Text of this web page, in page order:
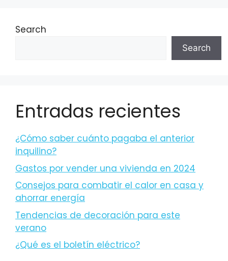
Search
Search
Entradas recientes
¿Cómo saber cuánto pagaba el anterior
inquilino?
Gastos por vender una vivienda en 2024
Consejos para combatir el calor en casa y
ahorrar energía
Tendencias de decoración para este
verano
¿Qué es el boletín eléctrico?